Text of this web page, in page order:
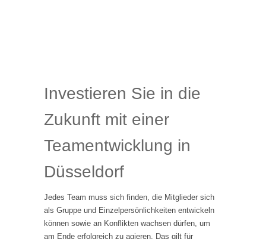
Investieren Sie in die
Zukunft mit einer
Teamentwicklung in
Düsseldorf
Jedes Team muss sich finden, die Mitglieder sich
als Gruppe und Einzelpersönlichkeiten entwickeln
können sowie an Konflikten wachsen dürfen, um
am Ende erfolgreich zu agieren. Das gilt für